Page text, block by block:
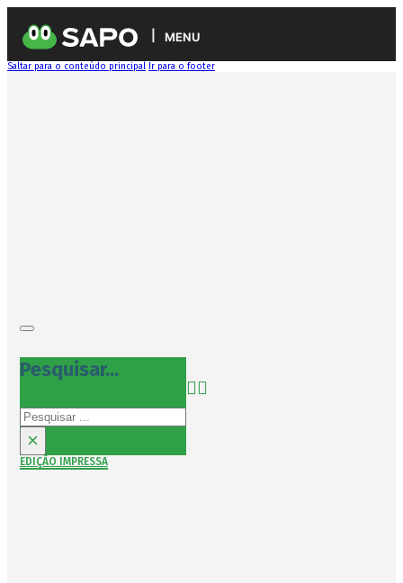
MENU
Saltar para o conteúdo principal Ir para o footer
Pesquisar...
Pesquisar
×
EDIÇÃO IMPRESSA